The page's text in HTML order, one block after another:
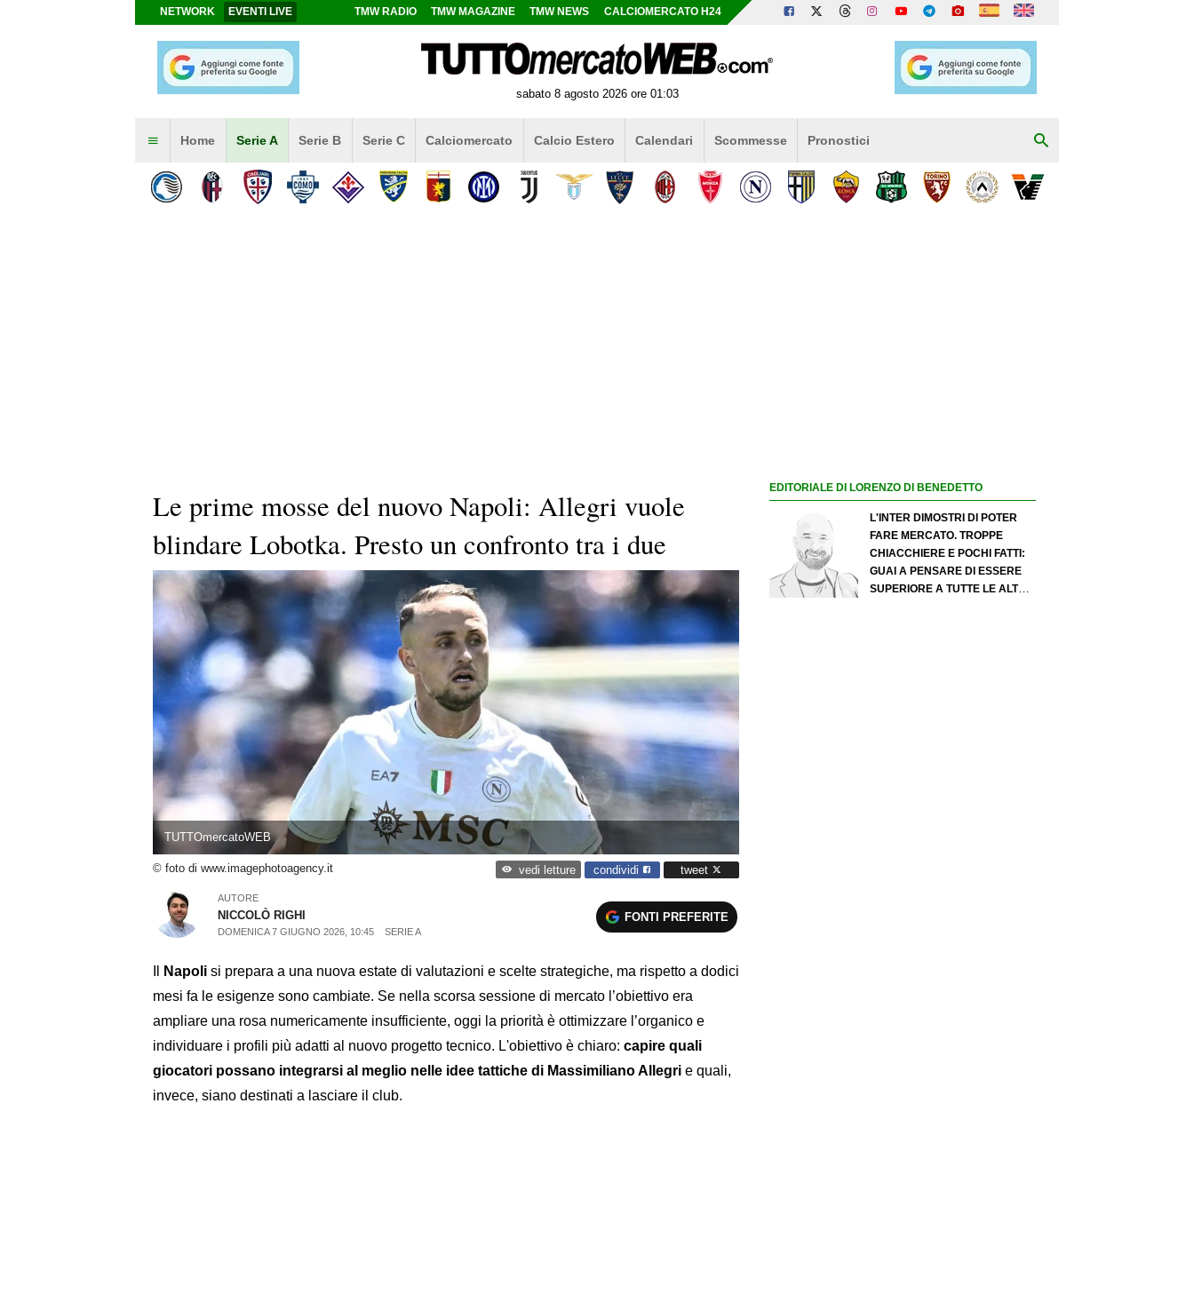
NETWORK EVENTI LIVE TMW RADIO TMW MAGAZINE TMW NEWS CALCIOMERCATO H24
sabato 8 agosto 2026 ore 01:03
Home Serie A Serie B Serie C Calciomercato Calcio Estero Calendari Scommesse Pronostici
Le prime mosse del nuovo Napoli: Allegri vuole
blindare Lobotka. Presto un confronto tra i due
TUTTOmercatoWEB
© foto di www.imagephotoagency.it vedi letture condividi tweet
AUTORE
NICCOLÒ RIGHI
DOMENICA 7 GIUGNO 2026, 10:45 SERIE A
FONTI PREFERITE
Napoli si prepara a una nuova estate di valutazioni e scelte strategiche, ma rispetto a dodici
mesi fa le esigenze sono cambiate. Se nella scorsa sessione di mercato l’obiettivo era
ampliare una rosa numericamente insufficiente, oggi la priorità è ottimizzare l’organico e
individuare i profili più adatti al nuovo progetto tecnico. L'obiettivo è chiaro: capire quali
giocatori possano integrarsi al meglio nelle idee tattiche di Massimiliano Allegri e quali,
invece, siano destinati a lasciare il club.
EDITORIALE DI LORENZO DI BENEDETTO
L'INTER DIMOSTRI DI POTER
FARE MERCATO. TROPPE
CHIACCHIERE E POCHI FATTI:
GUAI A PENSARE DI ESSERE
SUPERIORE A TUTTE LE ALTRE